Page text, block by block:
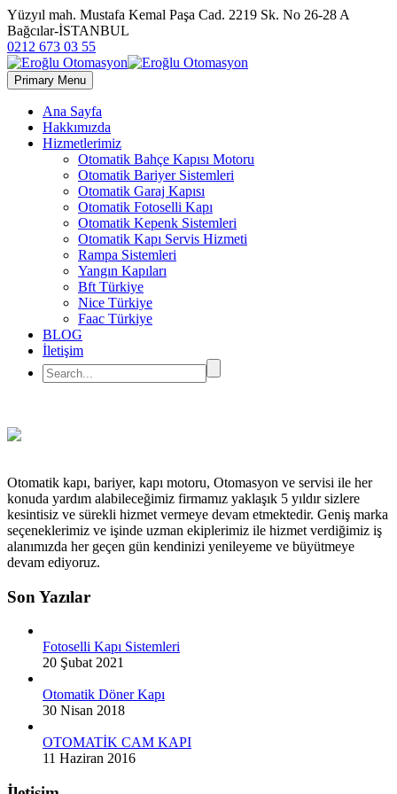
Yüzyıl mah. Mustafa Kemal Paşa Cad. 2219 Sk. No 26-28 A
Bağcılar-İSTANBUL
0212 673 03 55
Primary Menu
Ana Sayfa
Hakkımızda
Hizmetlerimiz
Otomatik Bahçe Kapısı Motoru
Otomatik Bariyer Sistemleri
Otomatik Garaj Kapısı
Otomatik Fotoselli Kapı
Otomatik Kepenk Sistemleri
Otomatik Kapı Servis Hizmeti
Rampa Sistemleri
Yangın Kapıları
Bft Türkiye
Nice Türkiye
Faac Türkiye
BLOG
İletişim
Otomatik kapı, bariyer, kapı motoru, Otomasyon ve servisi ile her
konuda yardım alabileceğimiz firmamız yaklaşık 5 yıldır sizlere
kesintisiz ve sürekli hizmet vermeye devam etmektedir. Geniş marka
seçeneklerimiz ve işinde uzman ekiplerimiz ile hizmet verdiğimiz iş
alanımızda her geçen gün kendinizi yenileyeme ve büyütmeye
devam ediyoruz.
Son Yazılar
Fotoselli Kapı Sistemleri
20 Şubat 2021
Otomatik Döner Kapı
30 Nisan 2018
OTOMATİK CAM KAPI
11 Haziran 2016